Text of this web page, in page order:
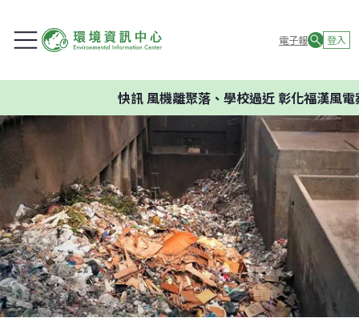
電子報 登入
快訊風機離聚落、學校過近 彰化福漢風電案